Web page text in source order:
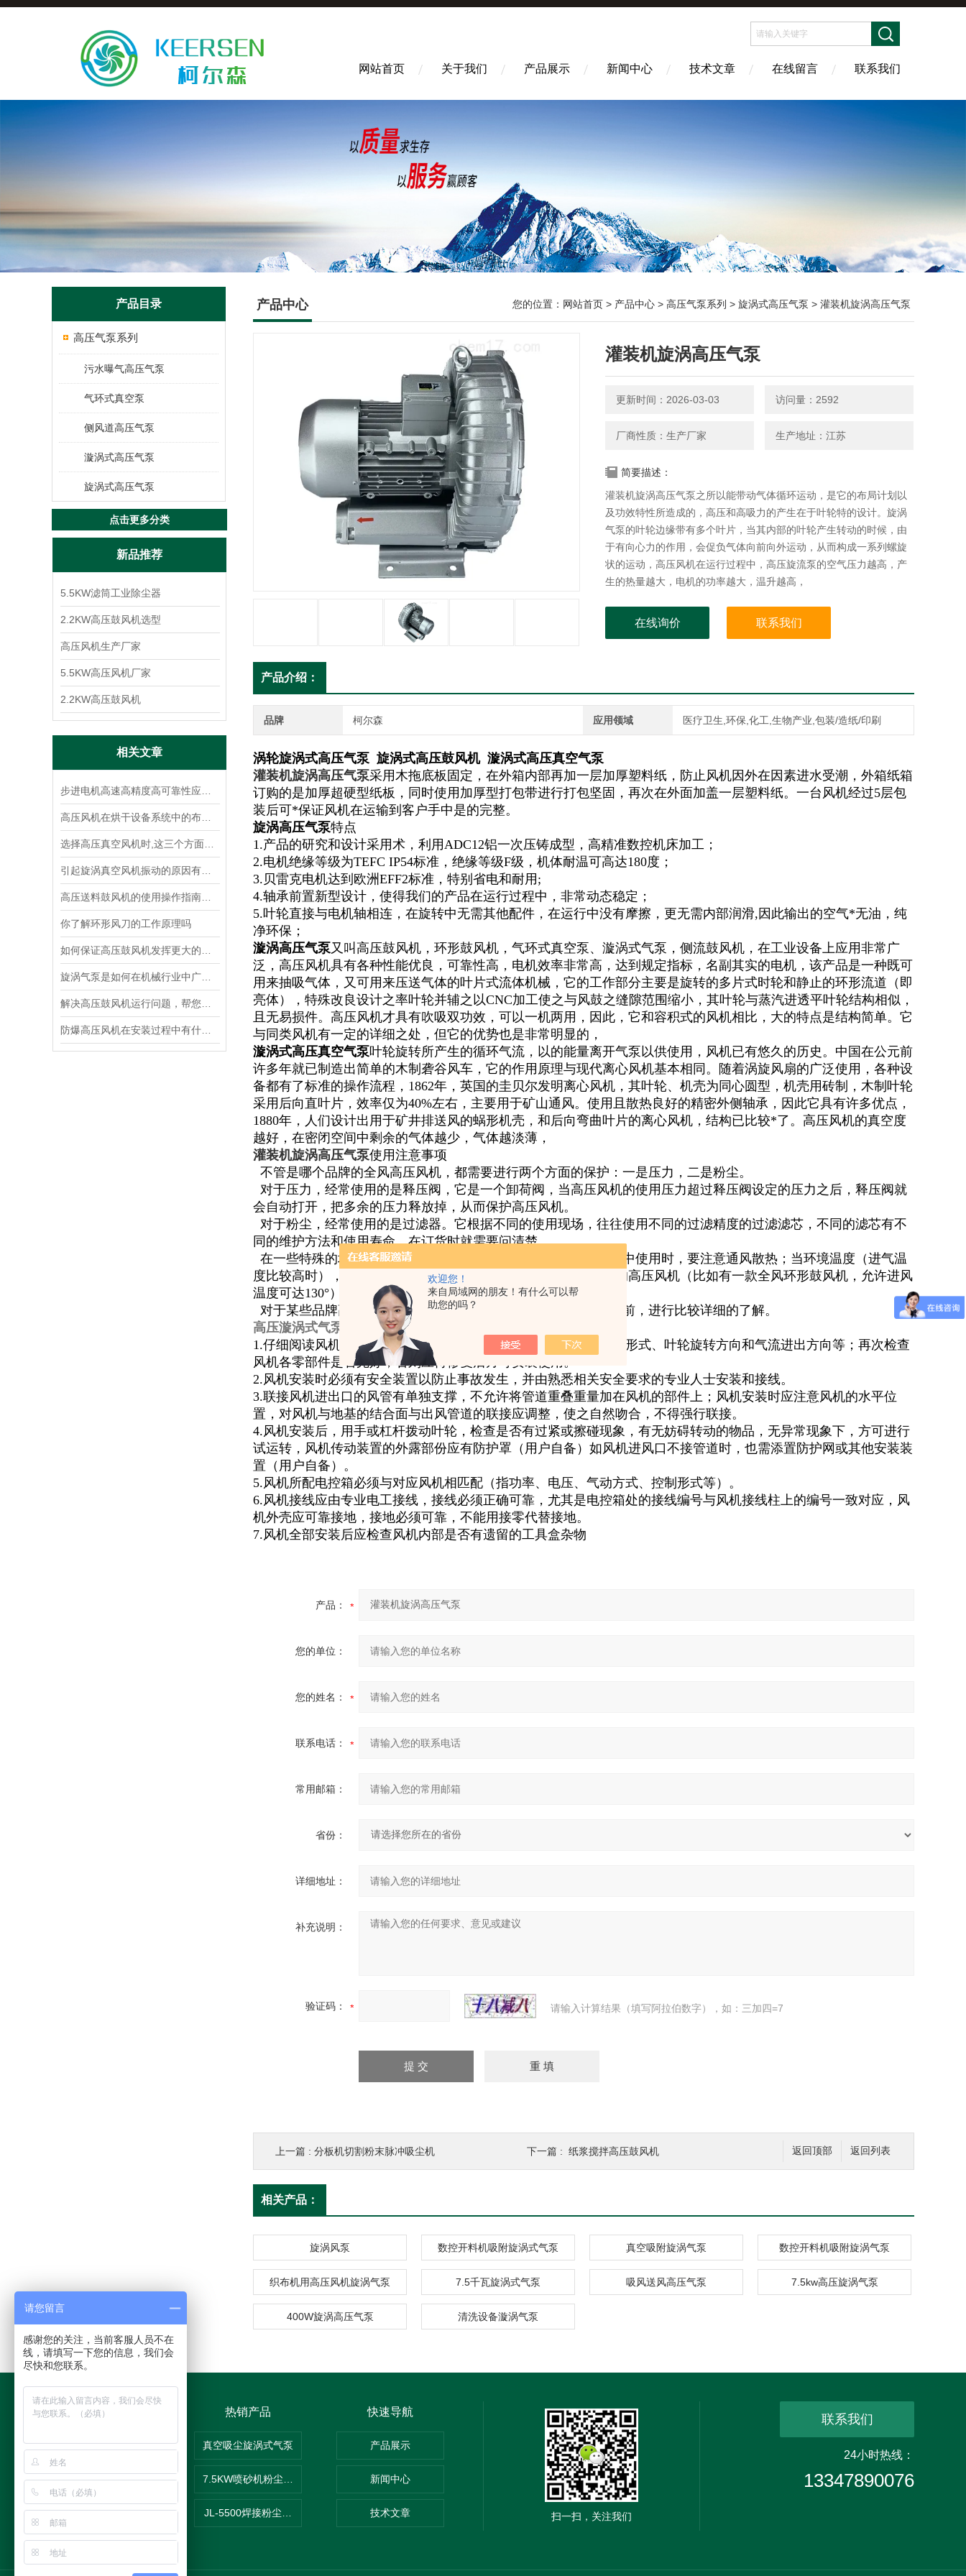
欢迎您！
来自局域网的朋友！有什么可以帮
助您的吗？
网站首页 关于我们 产品展示 新闻中心 技术文章 在线留言 联系我们
产品目录
高压气泵系列
污水曝气高压气泵
气环式真空泵
侧风道高压气泵
漩涡式高压气泵
旋涡式高压气泵
点击更多分类
新品推荐
5.5KW滤筒工业除尘器
2.2KW高压鼓风机选型
高压风机生产厂家
5.5KW高压风机厂家
2.2KW高压鼓风机
相关文章
你了解环形风刀的工作原理吗
产品中心 您的位置： 网站首页 > 产品中心 > 高压气泵系列 > 旋涡式高压气泵 > 灌装机旋涡高压气泵
灌装机旋涡高压气泵
更新时间：2026-03-03 访问量：2592
厂商性质：生产厂家 生产地址：江苏
简要描述：
灌装机旋涡高压气泵之所以能带动气体循环运动，是它的布局计划以
及功效特性所造成的，高压和高吸力的产生在于叶轮特的设计。旋涡
气泵的叶轮边缘带有多个叶片，当其内部的叶轮产生转动的时候，由
于有向心力的作用，会促负气体向前向外运动，从而构成一系列螺旋
状的运动，高压风机在运行过程中，高压旋流泵的空气压力越高，产
生的热量越大，电机的功率越大，温升越高，
在线询价 联系我们
产品介绍：
品牌 柯尔森 应用领域 医疗卫生,环保,化工,生物产业,包装/造纸/印刷
涡轮旋涡式高压气泵 旋涡式高压鼓风机 漩涡式高压真空气泵
灌装机旋涡高压气泵采用木拖底板固定，在外箱内部再加一层加厚塑料纸，防止风机因外在因素进水受潮，外箱纸箱
订购的是加厚超硬型纸板，同时使用加厚型打包带进行打包坚固，再次在外面加盖一层塑料纸。一台风机经过5层包
装后可*保证风机在运输到客户手中是的完整。
旋涡高压气泵特点
1.产品的研究和设计采用术，利用ADC12铝一次压铸成型，高精准数控机床加工；
2.电机绝缘等级为TEFC IP54标准，绝缘等级F级，机体耐温可高达180度；
3.贝雷克电机达到欧洲EFF2标准，特别省电和耐用;
4.轴承前置新型设计，使得我们的产品在运行过程中，非常动态稳定；
5.叶轮直接与电机轴相连，在旋转中无需其他配件，在运行中没有摩擦，更无需内部润滑,因此输出的空气*无油，纯
净环保；
漩涡高压气泵又叫高压鼓风机，环形鼓风机，气环式真空泵、漩涡式气泵，侧流鼓风机，在工业设备上应用非常广
泛，高压风机具有各种性能优良，可靠性高，电机效率非常高，达到规定指标，名副其实的电机，该产品是一种既可
用来抽吸气体，又可用来压送气体的叶片式流体机械，它的工作部分主要是旋转的多片式时轮和静止的环形流道（即
亮体），特殊改良设计之率叶轮并辅之以CNC加工使之与风鼓之缝隙范围缩小，其叶轮与蒸汽进透平叶轮结构相似，
且无易损件。高压风机才具有吹吸双功效，可以一机两用，因此，它和容积式的风机相比，大的特点是结构简单。它
与同类风机有一定的详细之处，但它的优势也是非常明显的，
漩涡式高压真空气泵叶轮旋转所产生的循环气流，以的能量离开气泵以供使用，风机已有悠久的历史。中国在公元前
许多年就已制造出简单的木制砻谷风车，它的作用原理与现代离心风机基本相同。随着涡旋风扇的广泛使用，各种设
备都有了标准的操作流程，1862年，英国的圭贝尔发明离心风机，其叶轮、机壳为同心圆型，机壳用砖制，木制叶轮
采用后向直叶片，效率仅为40%左右，主要用于矿山通风。使用且散热良好的精密外侧轴承，因此它具有许多优点，
1880年，人们设计出用于矿井排送风的蜗形机壳，和后向弯曲叶片的离心风机，结构已比较*了。高压风机的真空度
越好，在密闭空间中剩余的气体越少，气体越淡薄，
灌装机旋涡高压气泵使用注意事项
不管是哪个品牌的全风高压风机，都需要进行两个方面的保护：一是压力，二是粉尘。
对于压力，经常使用的是释压阀，它是一个卸荷阀，当高压风机的使用压力超过释压阀设定的压力之后，释压阀就
会自动打开，把多余的压力释放掉，从而保护高压风机。
对于粉尘，经常使用的是过滤器。它根据不同的使用现场，往往使用不同的过滤精度的过滤滤芯，不同的滤芯有不
同的维护方法和使用寿命，在订货时就需要问清楚。
在一些特殊的场合，还需要进行特殊的保护：比如说在密封环境中使用时，要注意通风散热；当环境温度（进气温
度比较高时），更要注意通风散热，或者选择允许进风温度较高的高压风机（比如有一款全风环形鼓风机，允许进风
温度可达130°）；
对于某些品牌高压风机，可能还会有自己的使用建议，在购买之前，进行比较详细的了解。
高压漩涡式气泵
使用前需了解：
1.仔细阅读风机使用说明书及产品样本，熟悉和了解风机的规格、形式、叶轮旋转方向和气流进出方向等；再次检查
风机各零部件是否完好，否则应待修复后方可安装使用。
2.风机安装时必须有安全装置以防止事故发生，并由熟悉相关安全要求的专业人士安装和接线。
3.联接风机进出口的风管有单独支撑，不允许将管道重叠重量加在风机的部件上；风机安装时应注意风机的水平位
置，对风机与地基的结合面与出风管道的联接应调整，使之自然吻合，不得强行联接。
4.风机安装后，用手或杠杆拨动叶轮，检查是否有过紧或擦碰现象，有无妨碍转动的物品，无异常现象下，方可进行
试运转，风机传动装置的外露部份应有防护罩（用户自备）如风机进风口不接管道时，也需添置防护网或其他安装装
置（用户自备）。
5.风机所配电控箱必须与对应风机相匹配（指功率、电压、气动方式、控制形式等）。
6.风机接线应由专业电工接线，接线必须正确可靠，尤其是电控箱处的接线编号与风机接线柱上的编号一致对应，风
机外壳应可靠接地，接地必须可靠，不能用接零代替接地。
7.风机全部安装后应检查风机内部是否有遗留的工具盒杂物
产品：
您的单位：
您的姓名：
联系电话：
常用邮箱：
省份：
详细地址：
补充说明：
验证码： 请输入计算结果（填写阿拉伯数字），如：三加四=7
返回列表
返回顶部
上一篇 : 分板机切割粉末脉冲吸尘机 下一篇 : 纸浆搅拌高压鼓风机
相关产品：
旋涡风泵 数控开料机吸附旋涡式气泵 真空吸附旋涡气泵 数控开料机吸附旋涡气泵
织布机用高压风机旋涡气泵 7.5千瓦旋涡式气泵 吸风送风高压气泵 7.5kw高压旋涡气泵
400W旋涡高压气泵 清洗设备漩涡气泵
关于我们
关于我们
在线留言
联系我们
热销产品
真空吸尘旋涡式气泵
7.5KW喷砂机粉尘吸尘器
JL-5500焊接粉尘吸尘器
快速导航
产品展示
新闻中心
技术文章 扫一扫，关注我们
联系我们
24小时热线：
13347890076
请您留言
感谢您的关注，当前客服人员不在
线，请填写一下您的信息，我们会
尽快和您联系。